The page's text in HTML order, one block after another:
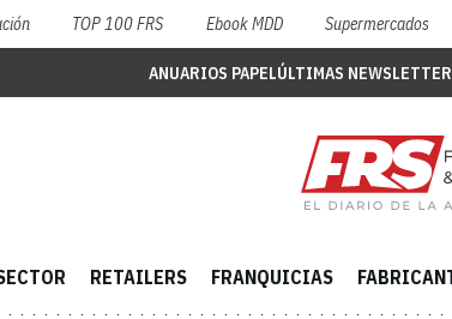
TOP 100 FRS Ebook MDD Supermercados
ANUARIOS PAPELÚLTIMAS
RETAILERS FRANQUICIAS